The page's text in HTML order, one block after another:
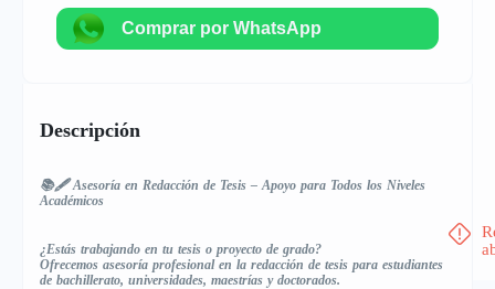
Comprar por WhatsApp
Descripción
📚🖋️ Asesoría en Redacción de Tesis – Apoyo para Todos los Niveles
Académicos
¿Estás trabajando en tu tesis o proyecto de grado?
Ofrecemos asesoría profesional en la redacción de tesis para estudiantes
de bachillerato, universidades, maestrías y doctorados.